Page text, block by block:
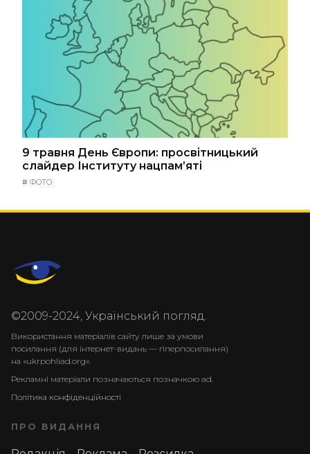
9 травня День Європи: просвітницький
слайдер Інституту нацпам’яті
# ФОТО
©2009-2024, Український погляд.
Використання матеріалів сайту лише за умови
посилання (для інтернет-видань — гіперпосилання)
на «ukrpohliad.org».
Рекламні матеріали позначаються позначкою ad.
Політика конфіденційності
ПРО ВИДАННЯ